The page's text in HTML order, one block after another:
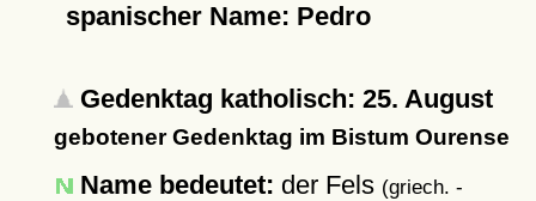
spanischer Name: Pedro
Gedenktag katholisch: 25. August
gebotener Gedenktag im Bistum Ourense
Name bedeutet: der Fels (griech. -